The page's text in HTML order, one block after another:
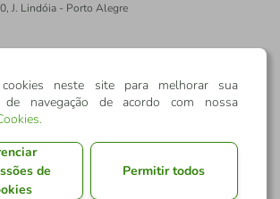
J. Lindóia - Porto Alegre
cookies neste site para melhorar sua
de navegação de acordo com nossa
.
de
Permitir todos